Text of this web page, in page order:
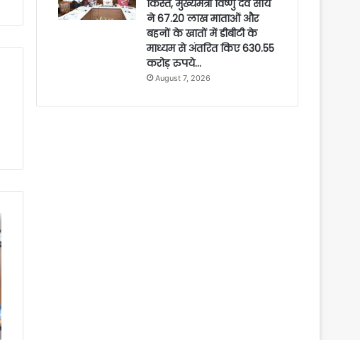
किस्त, मुख्यमंत्री विष्णु देव साय
ने 67.20 लाख माताओं और
बहनों के खातों में डीबीटी के
माध्यम से अंतरित किए 630.55
करोड़ रुपये…
August 7, 2026